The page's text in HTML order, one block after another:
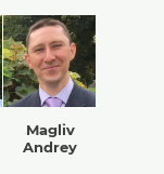
Magliv
Andrey